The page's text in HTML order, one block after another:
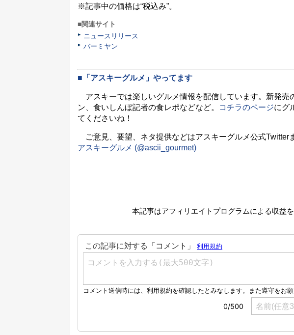
※記事中の価格は“税込み”。
■関連サイト
ニュースリリース
バーミヤン
■「アスキーグルメ」やってます
アスキーでは楽しいグルメ情報を配信しています。新発売
ン、食いしんぼ記者の食レポなどなど。
コチラのページにグ
てくださいね！
ご意見、要望、ネタ提供などはアスキーグルメ公式Twitter
アスキーグルメ (@ascii_gourmet)
本記事はアフィリエイトプログラムによる収益